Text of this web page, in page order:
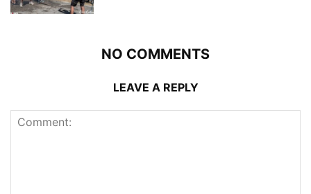
NO COMMENTS
LEAVE A REPLY